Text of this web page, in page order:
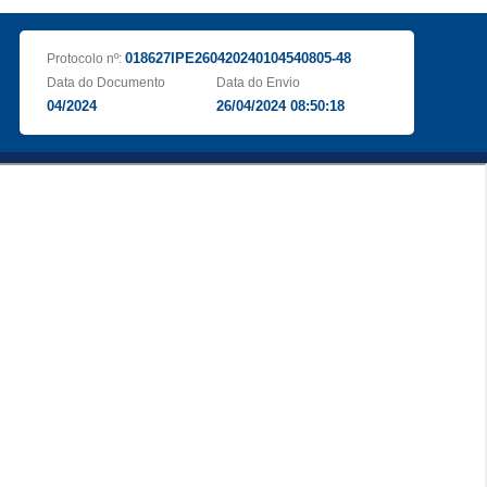
Protocolo nº: 018627IPE260420240104540805-48
Data do Documento
04/2024
Data do Envio
26/04/2024 08:50:18